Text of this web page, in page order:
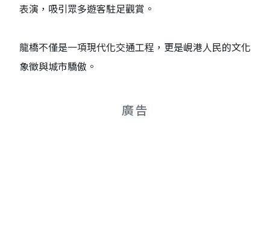
表演，吸引眾多遊客駐足觀賞。
龍橋不僅是一項現代化交通工程，更是峴港人民的文化
象徵與城市驕傲。
廣告